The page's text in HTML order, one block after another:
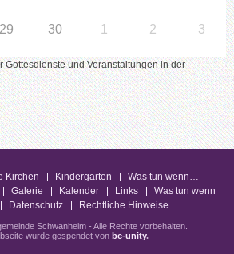
29 30 1 2 3
Gottesdienste und Veranstaltungen in der
Kirchen Kindergarten
Was tun wenn…
Galerie Kalender Links
Was tun wenn
Datenschutz Rechtliche Hinweise
Schwanheim - Alle Rechte vorbehalten.
wurde gespendet von bc-unity.